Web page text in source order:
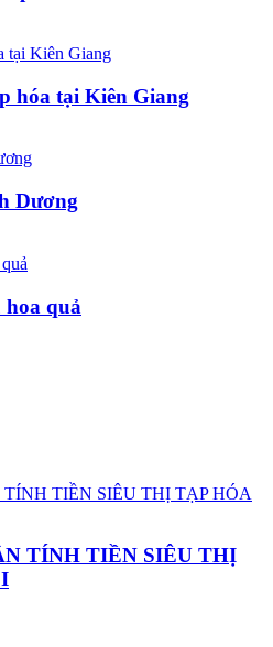
hóa tại Kiên Giang
Dương
quả
TÍNH TIỀN SIÊU THỊ